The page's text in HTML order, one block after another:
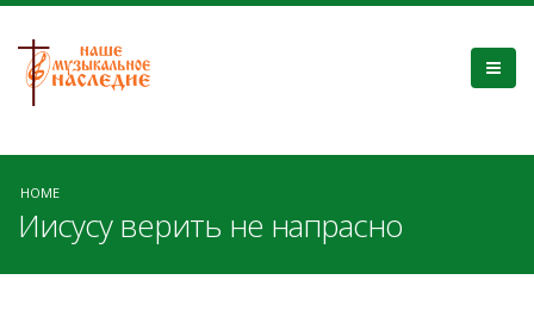
HOME
Иисусу верить не напрасно